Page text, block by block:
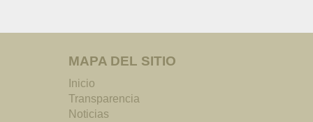
MAPA DEL SITIO
Inicio
Transparencia
Noticias